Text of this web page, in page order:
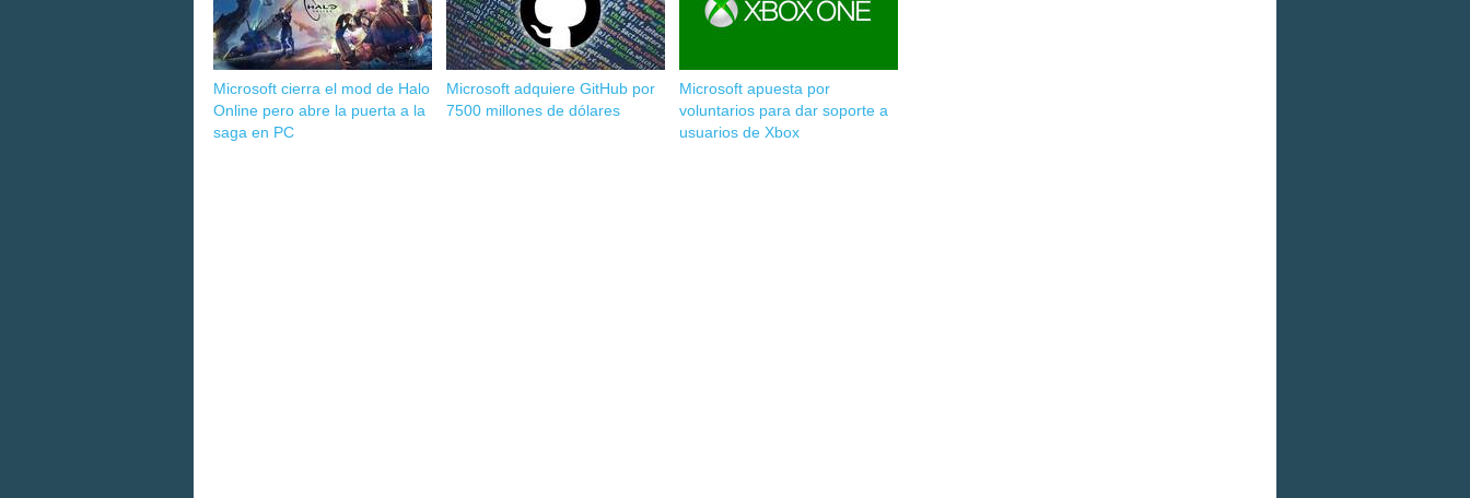
Microsoft cierra el mod de Halo
Online pero abre la puerta a la
saga en PC
Microsoft adquiere GitHub por
7500 millones de dólares
Microsoft apuesta por
voluntarios para dar soporte a
usuarios de Xbox